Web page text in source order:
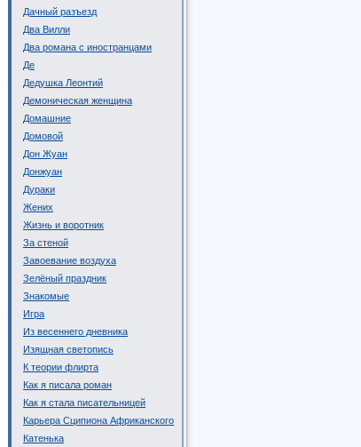
Дачный разъезд
Два Вилли
Два романа с иностранцами
Де
Дедушка Леонтий
Демоническая женщина
Домашние
Домовой
Дон Жуан
Донжуан
Дураки
Жених
Жизнь и воротник
За стеной
Завоевание воздуха
Зелёный праздник
Знакомые
Игра
Из весеннего дневника
Изящная светопись
К теории флирта
Как я писала роман
Как я стала писательницей
Карьера Сципиона Африканского
Катенька